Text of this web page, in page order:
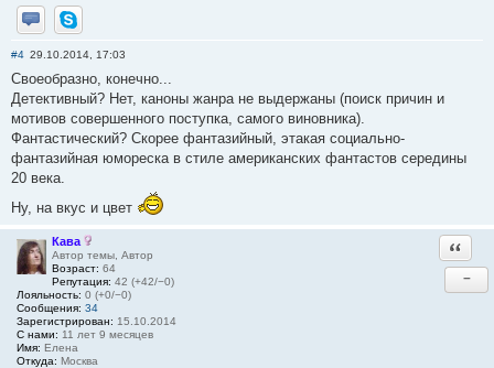
Отправить личное сообщение
Skype
#4 29.10.2014, 17:03
Своеобразно, конечно...
Детективный? Нет, каноны жанра не выдержаны (поиск причин и
мотивов совершенного поступка, самого виновника).
Фантастический? Скорее фантазийный, этакая социально-
фантазийная юмореска в стиле американских фантастов середины
20 века.
Ну, на вкус и цвет
Кава
Автор темы, Автор
Возраст: 64
Репутация: 42 (+42/−0)
Лояльность: 0 (+0/−0)
Сообщения: 34
Зарегистрирован: 15.10.2014
С нами: 11 лет 9 месяцев
Имя: Елена
Откуда: Москва
−